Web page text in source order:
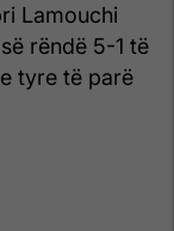
Lamouchi
rëndë 5-1 të
tyre të parë